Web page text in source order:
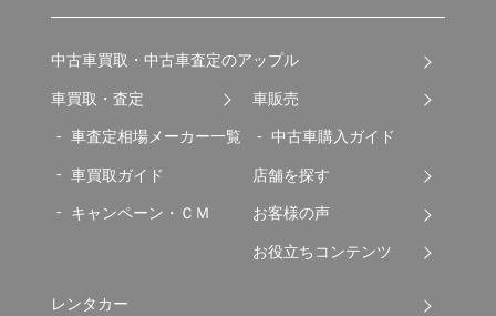
中古車買取・中古車査定のアップル
車買取・査定
車査定相場メーカー一覧
車買取ガイド
キャンペーン・ＣＭ
車販売
中古車購入ガイド
店舗を探す
お客様の声
お役立ちコンテンツ
レンタカー